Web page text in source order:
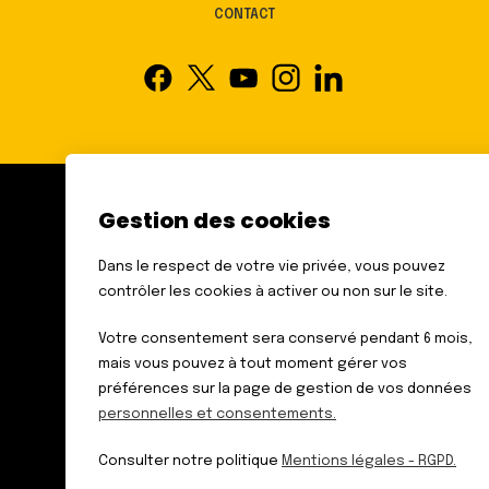
CONTACT
FÉDÉRATION DES AVEUGLES
6 RUE GAGER GABILLOT
75015 PARIS
Données personnelles
Mentions légales – RGPD
Gestion des cookies
Dans le respect de votre vie privée, vous pouvez
contrôler les cookies à activer ou non sur le site.
Votre consentement sera conservé pendant 6 mois,
mais vous pouvez à tout moment gérer vos
préférences sur la page de gestion de vos données
personnelles et consentements.
Consulter notre politique Mentions légales - RGPD.